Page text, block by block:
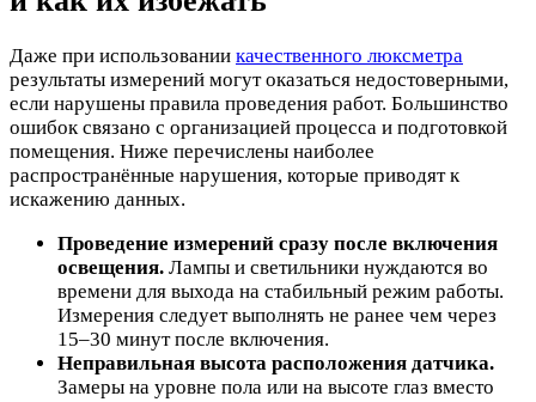
Даже при использовании качественного люксметра
результаты измерений могут оказаться недостоверными,
если нарушены правила проведения работ. Большинство
ошибок связано с организацией процесса и подготовкой
помещения. Ниже перечислены наиболее
распространённые нарушения, которые приводят к
искажению данных.
Проведение измерений сразу после включения
освещения. Лампы и светильники нуждаются во
времени для выхода на стабильный режим работы.
Измерения следует выполнять не ранее чем через
15–30 минут после включения.
Неправильная высота расположения датчика.
Замеры на уровне пола или на высоте глаз вместо